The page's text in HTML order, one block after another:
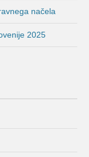
načela
2025